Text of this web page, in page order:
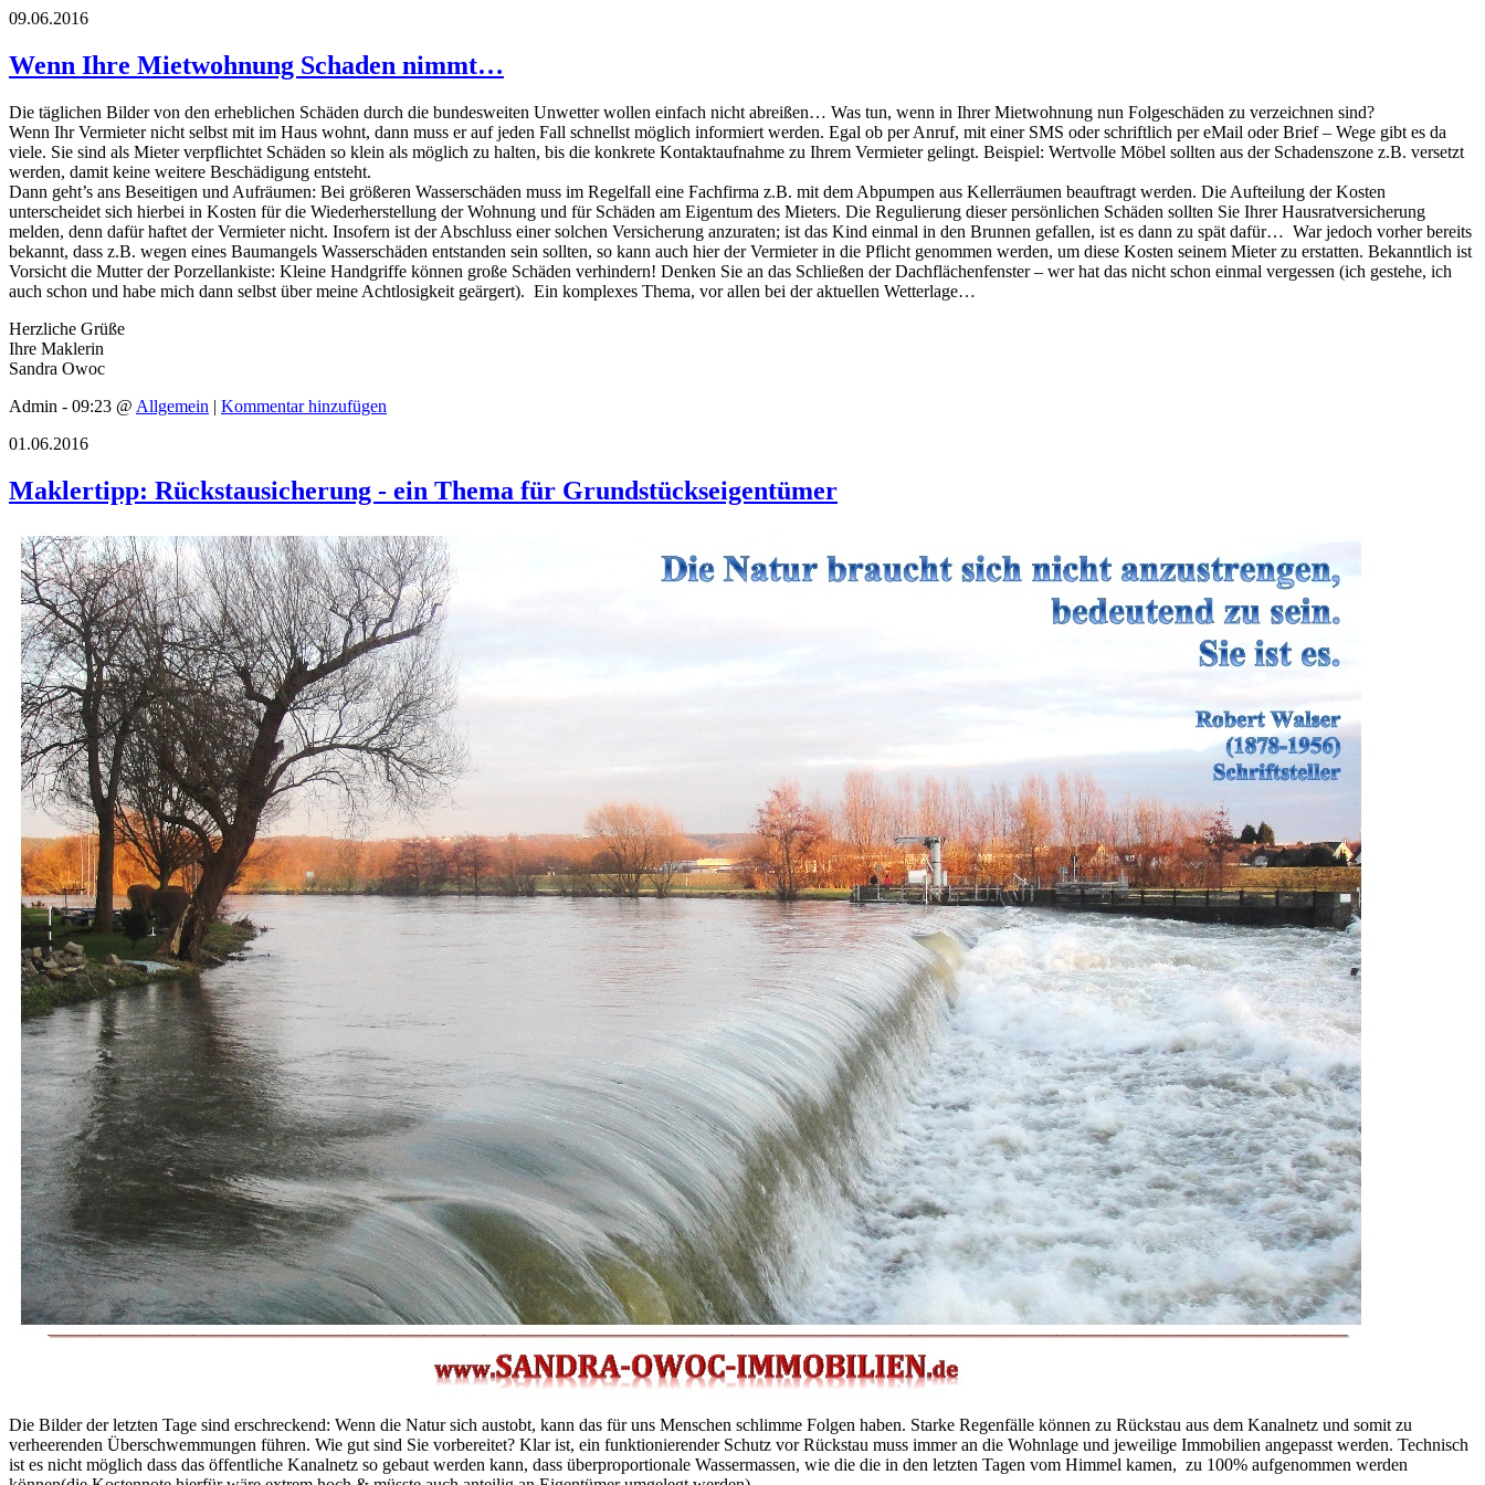
09.06.2016
Wenn Ihre Mietwohnung Schaden nimmt…
Die täglichen Bilder von den erheblichen Schäden durch die bundesweiten Unwetter wollen einfach nicht abreißen… Was tun, wenn in Ihrer Mietwohnung nun Folgeschäden zu verzeichnen sind?
Wenn Ihr Vermieter nicht selbst mit im Haus wohnt, dann muss er auf jeden Fall schnellst möglich informiert werden. Egal ob per Anruf, mit einer SMS oder schriftlich per eMail oder Brief – Wege gibt es da
viele. Sie sind als Mieter verpflichtet Schäden so klein als möglich zu halten, bis die konkrete Kontaktaufnahme zu Ihrem Vermieter gelingt. Beispiel: Wertvolle Möbel sollten aus der Schadenszone z.B. versetzt
werden, damit keine weitere Beschädigung entsteht.
Dann geht’s ans Beseitigen und Aufräumen: Bei größeren Wasserschäden muss im Regelfall eine Fachfirma z.B. mit dem Abpumpen aus Kellerräumen beauftragt werden. Die Aufteilung der Kosten
unterscheidet sich hierbei in Kosten für die Wiederherstellung der Wohnung und für Schäden am Eigentum des Mieters. Die Regulierung dieser persönlichen Schäden sollten Sie Ihrer Hausratversicherung
melden, denn dafür haftet der Vermieter nicht. Insofern ist der Abschluss einer solchen Versicherung anzuraten; ist das Kind einmal in den Brunnen gefallen, ist es dann zu spät dafür… War jedoch vorher bereits
bekannt, dass z.B. wegen eines Baumangels Wasserschäden entstanden sein sollten, so kann auch hier der Vermieter in die Pflicht genommen werden, um diese Kosten seinem Mieter zu erstatten. Bekanntlich ist
Vorsicht die Mutter der Porzellankiste: Kleine Handgriffe können große Schäden verhindern! Denken Sie an das Schließen der Dachflächenfenster – wer hat das nicht schon einmal vergessen (ich gestehe, ich
auch schon und habe mich dann selbst über meine Achtlosigkeit geärgert). Ein komplexes Thema, vor allen bei der aktuellen Wetterlage…
Herzliche Grüße
Ihre Maklerin
Sandra Owoc
Admin - 09:23 @ Allgemein | Kommentar hinzufügen
01.06.2016
Maklertipp: Rückstausicherung - ein Thema für Grundstückseigentümer
Die Bilder der letzten Tage sind erschreckend: Wenn die Natur sich austobt, kann das für uns Menschen schlimme Folgen haben. Starke Regenfälle können zu Rückstau aus dem Kanalnetz und somit zu
verheerenden Überschwemmungen führen. Wie gut sind Sie vorbereitet? Klar ist, ein funktionierender Schutz vor Rückstau muss immer an die Wohnlage und jeweilige Immobilien angepasst werden. Technisch
ist es nicht möglich dass das öffentliche Kanalnetz so gebaut werden kann, dass überproportionale Wassermassen, wie die die in den letzten Tagen vom Himmel kamen, zu 100% aufgenommen werden